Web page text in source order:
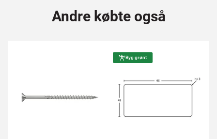
Andre købte også
Byg grønt